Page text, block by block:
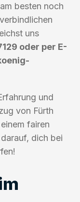
besten noch
uns
oder per E-
und
von Fürth
fairen
dich bei